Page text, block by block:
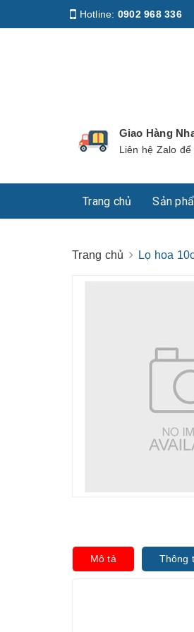
Hotline: 0902 968 336
Giao Hàng
Liên hệ Zalo
Trang chủ Sản
Trang chủ Lọ hoa
Mô tả Thông